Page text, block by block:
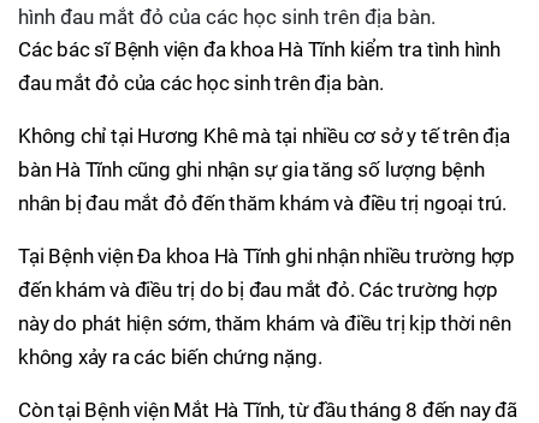
Các bác sĩ Bệnh viện đa khoa Hà Tĩnh kiểm tra tình hình
đau mắt đỏ của các học sinh trên địa bàn.
Không chỉ tại Hương Khê mà tại nhiều cơ sở y tế trên địa
bàn Hà Tĩnh cũng ghi nhận sự gia tăng số lượng bệnh
nhân bị đau mắt đỏ đến thăm khám và điều trị ngoại trú.
Tại Bệnh viện Đa khoa Hà Tĩnh ghi nhận nhiều trường hợp
đến khám và điều trị do bị đau mắt đỏ. Các trường hợp
này do phát hiện sớm, thăm khám và điều trị kịp thời nên
không xảy ra các biến chứng nặng.
Còn tại Bệnh viện Mắt Hà Tĩnh, từ đầu tháng 8 đến nay đã